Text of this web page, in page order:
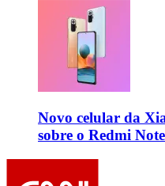
Novo celular da
sobre o Redmi